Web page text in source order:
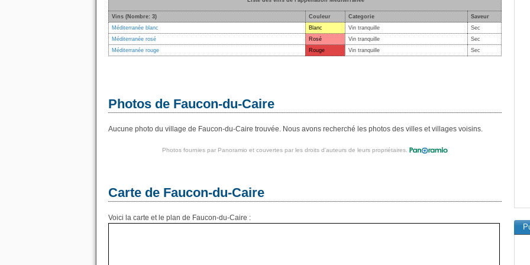
Vins (Nombre: 3) Couleur Categorie
Saveur
Méditerranée blanc
Blanc Vin tranquille
Sec
Méditerranée rosé
Rosé Vin tranquille
Sec
Méditerranée rouge
Rouge Vin tranquille Sec
Photos de Faucon-du-Caire
Aucune photo du village de Faucon-du-Caire trouvée. Nous avons recherché les photos des villes et villages voisins.
Photos fournies par Panoramio et couvertes par les droits d'auteurs de leurs propriétaires.
Carte de Faucon-du-Caire
Voici la carte et le plan de Faucon-du-Caire :